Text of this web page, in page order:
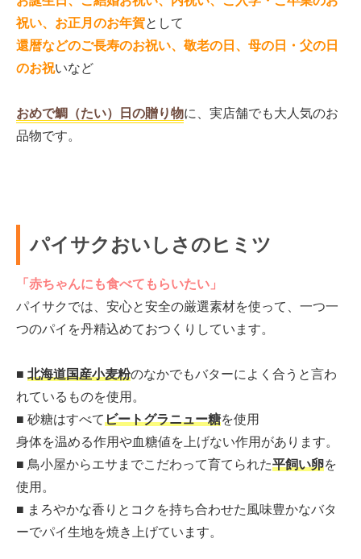
祝い、お正月のお年賀として
還暦などのご長寿のお祝い、敬老の日、母の日・父の日
のお祝いなど
おめで鯛（たい）日の贈り物に、実店舗でも大人気のお
品物です。
パイサクおいしさのヒミツ
「赤ちゃんにも食べてもらいたい」
パイサクでは、安心と安全の厳選素材を使って、一つ一
つのパイを丹精込めておつくりしています。
■ 北海道国産小麦粉のなかでもバターによく合うと言わ
れているものを使用。
■ 砂糖はすべてビートグラニュー糖を使用
身体を温める作用や血糖値を上げない作用があります。
■ 鳥小屋からエサまでこだわって育てられた平飼い卵を
使用。
■ まろやかな香りとコクを持ち合わせた風味豊かなバタ
ーでパイ生地を焼き上げています。